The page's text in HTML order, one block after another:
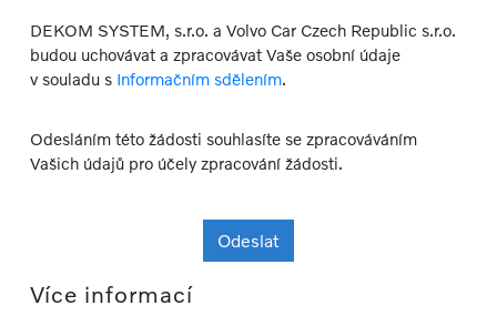
DEKOM SYSTEM, s.r.o. a Volvo Car Czech Republic s.r.o.
budou uchovávat a zpracovávat Vaše osobní údaje
v souladu s Informačním sdělením.
Odesláním této žádosti souhlasíte se zpracováváním
Vašich údajů pro účely zpracování žádosti.
Odeslat
Více informací